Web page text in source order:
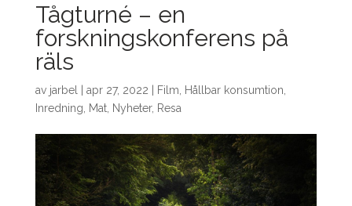
Tågturné – en
forskningskonferens på
räls
av jarbel apr 27, 2022 Film Hållbar konsumtion
Inredning
Mat, Nyheter, Resa